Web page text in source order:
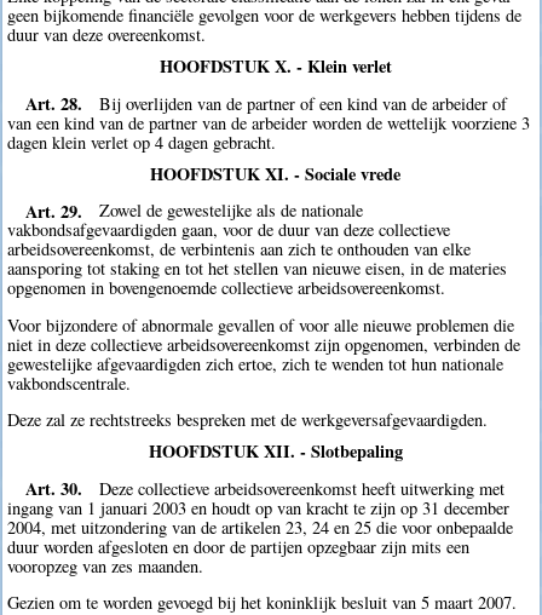
geen bijkomende financiële gevolgen voor de werkgevers hebben tijdens de
duur van deze overeenkomst.
HOOFDSTUK X. - Klein verlet
Art. 28.
Bij overlijden van de partner of een kind van de arbeider of
van een kind van de partner van de arbeider worden de wettelijk voorziene 3
dagen klein verlet op 4 dagen gebracht.
HOOFDSTUK XI. - Sociale vrede
Art. 29.
Zowel de gewestelijke als de nationale
vakbondsafgevaardigden gaan, voor de duur van deze collectieve
arbeidsovereenkomst, de verbintenis aan zich te onthouden van elke
aansporing tot staking en tot het stellen van nieuwe eisen, in de materies
opgenomen in bovengenoemde collectieve arbeidsovereenkomst.
Voor bijzondere of abnormale gevallen of voor alle nieuwe problemen die
niet in deze collectieve arbeidsovereenkomst zijn opgenomen, verbinden de
gewestelijke afgevaardigden zich ertoe, zich te wenden tot hun nationale
vakbondscentrale.
Deze zal ze rechtstreeks bespreken met de werkgeversafgevaardigden.
HOOFDSTUK XII. - Slotbepaling
Art. 30.
Deze collectieve arbeidsovereenkomst heeft uitwerking met
ingang van 1 januari 2003 en houdt op van kracht te zijn op 31 december
2004, met uitzondering van de artikelen 23, 24 en 25 die voor onbepaalde
duur worden afgesloten en door de partijen opzegbaar zijn mits een
vooropzeg van zes maanden.
Gezien om te worden gevoegd bij het koninklijk besluit van 5 maart 2007.